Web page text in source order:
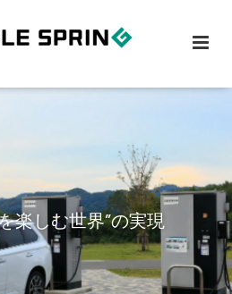
楽しむ世界”の実現